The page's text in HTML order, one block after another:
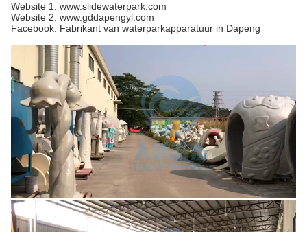
Website 1: www.slidewaterpark.com
Website 2: www.gddapengyl.com
Facebook: Fabrikant van waterparkapparatuur in Dapeng